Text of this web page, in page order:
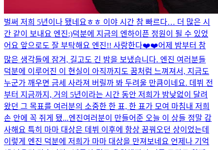
벌써 저희 5년이나 됐네요ㅎㅎ 이야 시간 참 빠르다… 더 많은 시
간 같이 보내요 엔진:)덕분에 지금의 엔하이픈 정원이 될 수 있었
어요 앞으로도 잘 부탁해요 엔진!! 사랑한다❤️❤️어제 밤부터 참
많은 생각들에 잠겨, 길고도 긴 밤을 보냈습니다. 엔진 여러분들
덕분에 이루어진 이 현실이 아직까지도 꿈처럼 느껴져서, 지금도
누군가 깨우면 금세 사라져 버릴까 봐 두려울 만큼이네요. 데뷔 전
부터 지금까지, 거의 5년이라는 시간 동안 저희가 밤낮없이 달려
왔던 그 목표를 여러분의 소중한 한 표, 한 표가 모여 마침내 저희
손 안에 꼭 쥐게 됐...엔진여러분이 만들어준 오늘 이 상들 정말 감
사해요 특히 마마 대상은 데뷔 이후에 항상 꿈꿔오던 상이었는데
이렇게 엔진 덕분에 저희가 마마 대상을 만져보네요 언제나 기억